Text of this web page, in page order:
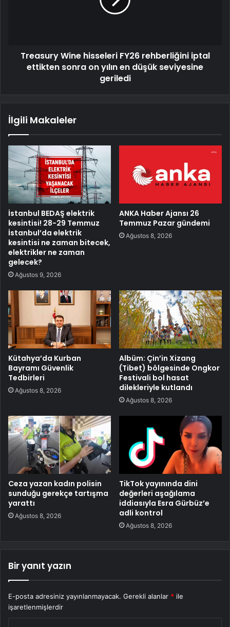
Treasury Wine hisseleri FY26 rehberliğini iptal
ettikten sonra on yılın en düşük seviyesine
geriledi
İlgili Makaleler
İstanbul BEDAŞ elektrik
kesintisi! 28-29 Temmuz
İstanbul’da elektrik
kesintisi ne zaman bitecek,
elektrikler ne zaman
gelecek?
Ağustos 9, 2026
ANKA Haber Ajansı 26
Temmuz Pazar gündemi
Ağustos 8, 2026
Kütahya’da Kurban
Bayramı Güvenlik
Tedbirleri
Ağustos 8, 2026
Albüm: Çin’in Xizang
(Tibet) bölgesinde Ongkor
Festivali bol hasat
dilekleriyle kutlandı
Ağustos 8, 2026
Ceza yazan kadın polisin
sunduğu gerekçe tartışma
yarattı
Ağustos 8, 2026
TikTok yayınında dini
değerleri aşağılama
iddiasıyla Esra Gürbüz’e
adli kontrol
Ağustos 8, 2026
Bir yanıt yazın
E-posta adresiniz yayınlanmayacak. Gerekli alanlar * ile
işaretlenmişlerdir